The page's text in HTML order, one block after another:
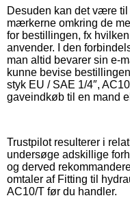
Desuden kan det være
mærkerne omkring de
for bestillingen, fx
anvender. I den
man altid bevarer sin e-
kunne bevise
styk EU / SAE 1/4″,
gaveindkøb til en mand
Trustpilot resulterer i
undersøge adskillige
og derved
omtaler af Fitting til
AC10/T før du handler.